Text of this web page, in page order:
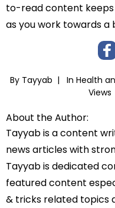
to-read content
as you work towards
By Tayyab | In Health
About the Author:
Tayyab is a content
news articles with
Tayyab is dedicated
featured content
& tricks related topics